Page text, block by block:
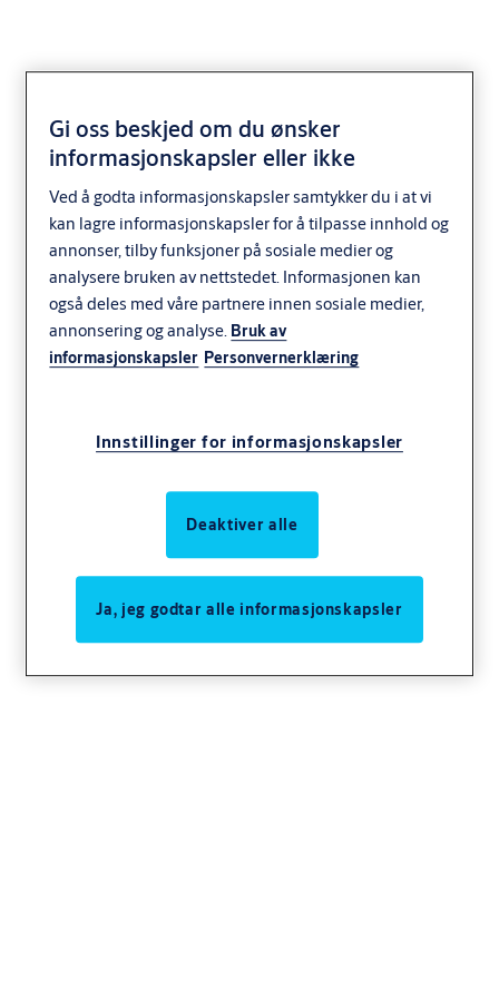
Hi-O
elektroniske dørløsninger som forenkler installasjon, service og
utvidelse. Når enheter er sammenkoblet, finner de automatisk
hverandre, finner ut hvem de er og begynner å utveksle
informasjon.
Gi oss beskjed om du ønsker
informasjonskapsler eller ikke
Ved å godta informasjonskapsler samtykker du i at vi
kan lagre informasjonskapsler for å tilpasse innhold og
annonser, tilby funksjoner på sosiale medier og
analysere bruken av nettstedet. Informasjonen kan
også deles med våre partnere innen sosiale medier,
annonsering og analyse. Bruk av
informasjonskapsler Personvernerklæring
Innstillinger for informasjonskapsler
Deaktiver alle
Ja, jeg godtar alle informasjonskapsler